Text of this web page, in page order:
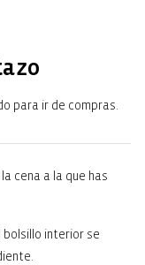
para ir de compras.
cena a la que has
bolsillo interior se